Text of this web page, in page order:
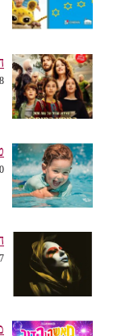
28 ביולי 2026
20 ביולי 2026
ה